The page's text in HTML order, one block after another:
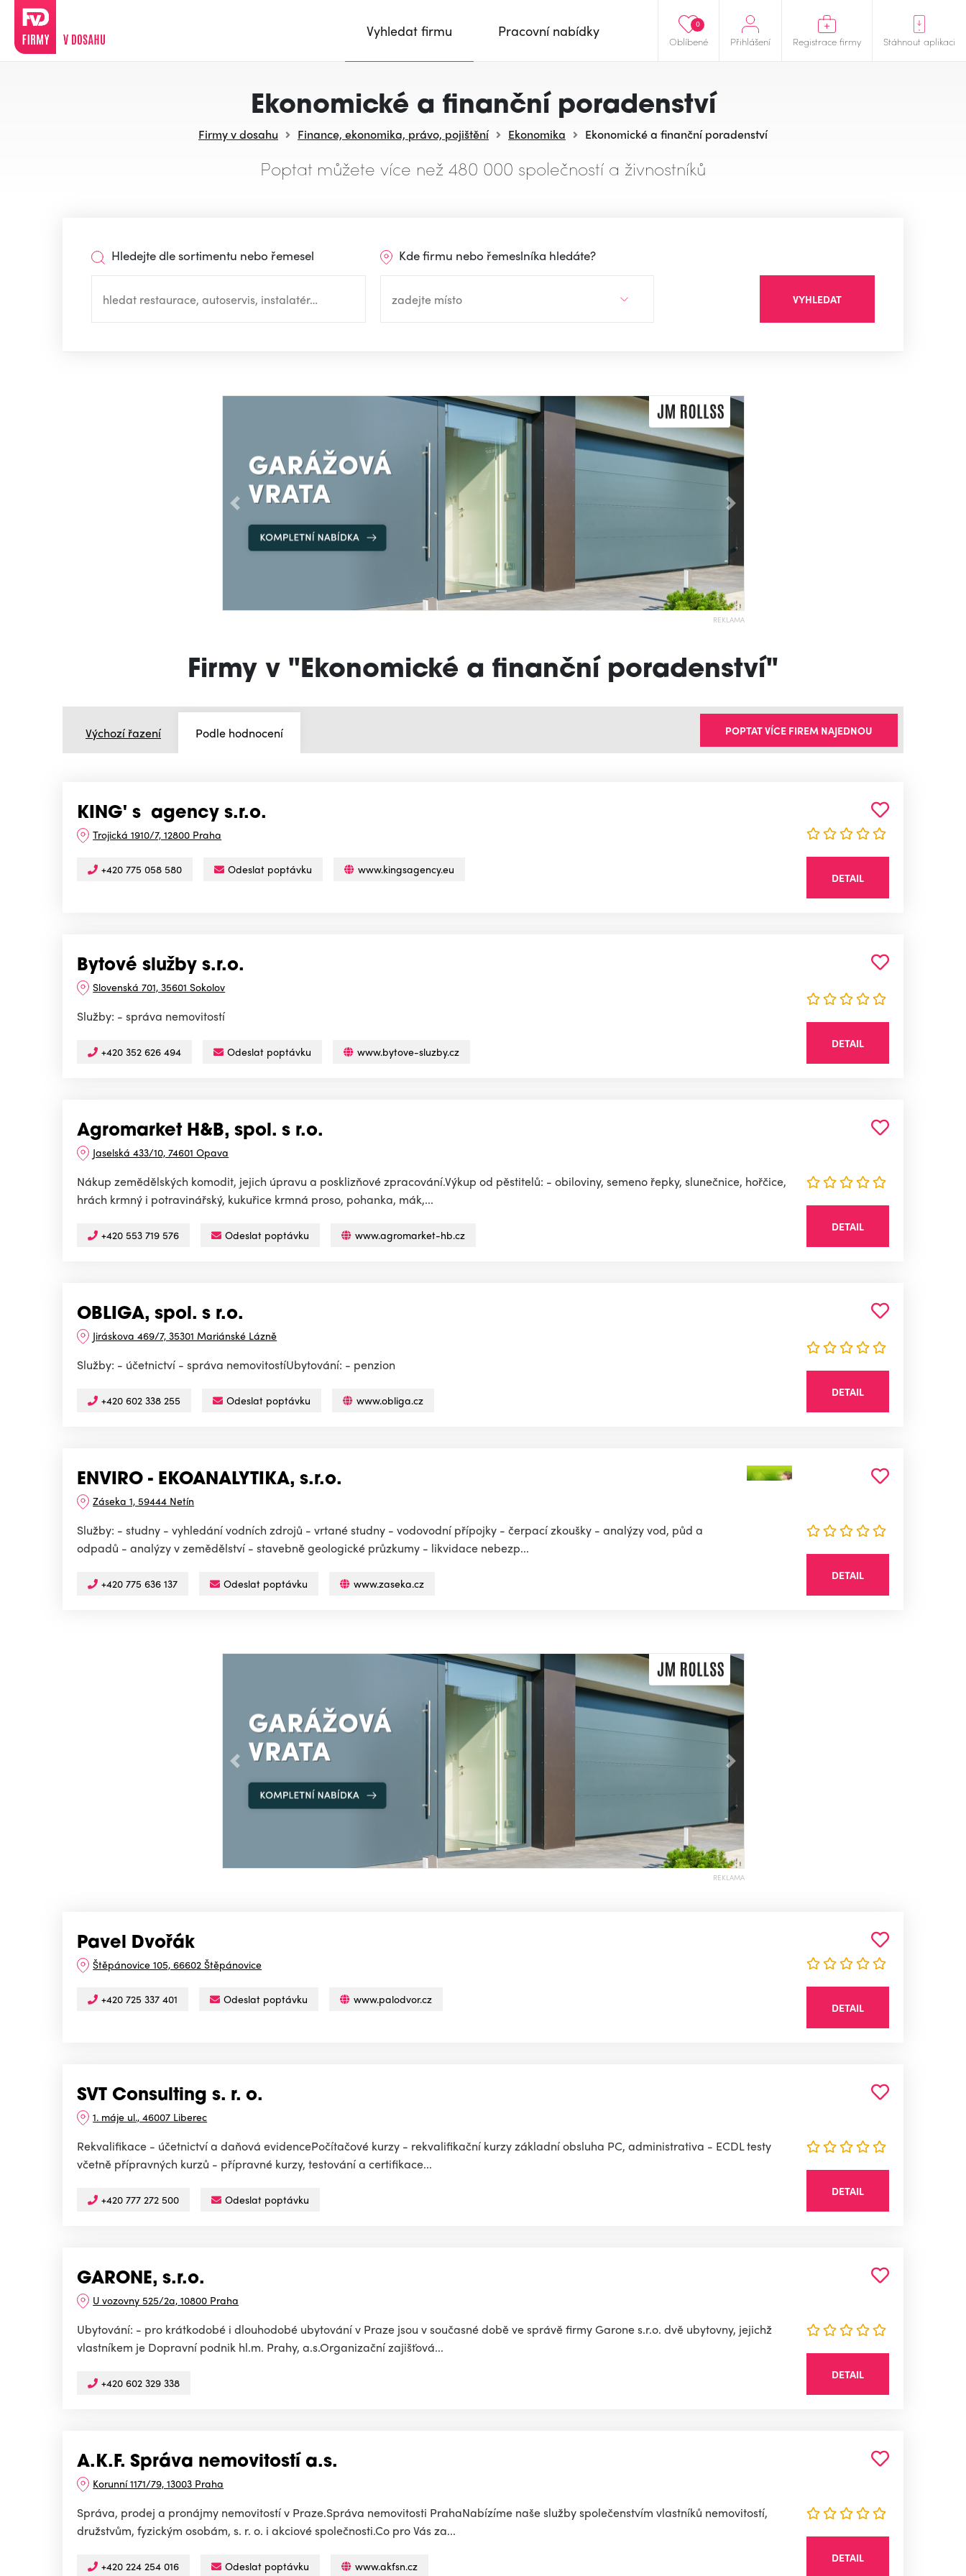
Oblíbené
0
Přihlášení Registrace firmy Stáhnout aplikaci
Vyhledat firmu Pracovní nabídky
Ekonomické a finanční poradenství
Firmy v dosahu Finance, ekonomika, právo, pojištění Ekonomika Ekonomické a finanční poradenství
Poptat můžete více než 480 000 společností a živnostníků
Hledejte dle sortimentu nebo řemesel Kde firmu nebo řemeslníka hledáte?
VYHLEDAT
Předchozí Následující
REKLAMA
Firmy v "Ekonomické a finanční poradenství"
Výchozí řazení Podle hodnocení POPTAT VÍCE FIREM NAJEDNOU
KING' s agency s.r.o.
Trojická 1910/7, 12800 Praha
+420 775 058 580 Odeslat poptávku www.kingsagency.eu
DETAIL
Bytové služby s.r.o.
Slovenská 701, 35601 Sokolov
Služby: - správa nemovitostí
+420 352 626 494 Odeslat poptávku www.bytove-sluzby.cz
DETAIL
Agromarket H&B, spol. s r.o.
Jaselská 433/10, 74601 Opava
Nákup zemědělských komodit, jejich úpravu a posklizňové zpracování.Výkup od pěstitelů: - obiloviny, semeno řepky, slunečnice, hořčice,
hrách krmný i potravinářský, kukuřice krmná proso, pohanka, mák,...
+420 553 719 576 Odeslat poptávku www.agromarket-hb.cz
DETAIL
OBLIGA, spol. s r.o.
Jiráskova 469/7, 35301 Mariánské Lázně
Služby: - účetnictví - správa nemovitostíUbytování: - penzion
+420 602 338 255 Odeslat poptávku www.obliga.cz
DETAIL
ENVIRO - EKOANALYTIKA, s.r.o.
Záseka 1, 59444 Netín
Služby: - studny - vyhledání vodních zdrojů - vrtané studny - vodovodní přípojky - čerpací zkoušky - analýzy vod, půd a
odpadů - analýzy v zemědělství - stavebně geologické průzkumy - likvidace nebezp...
+420 775 636 137 Odeslat poptávku www.zaseka.cz
DETAIL
Předchozí Následující
REKLAMA
Pavel Dvořák
Štěpánovice 105, 66602 Štěpánovice
+420 725 337 401 Odeslat poptávku www.palodvor.cz
DETAIL
SVT Consulting s. r. o.
1. máje ul., 46007 Liberec
Rekvalifikace - účetnictví a daňová evidencePočítačové kurzy - rekvalifikační kurzy základní obsluha PC, administrativa - ECDL testy
včetně přípravných kurzů - přípravné kurzy, testování a certifikace...
+420 777 272 500 Odeslat poptávku
DETAIL
GARONE, s.r.o.
U vozovny 525/2a, 10800 Praha
Ubytování: - pro krátkodobé i dlouhodobé ubytování v Praze jsou v současné době ve správě firmy Garone s.r.o. dvě ubytovny, jejichž
vlastníkem je Dopravní podnik hl.m. Prahy, a.s.Organizační zajišťová...
+420 602 329 338
DETAIL
A.K.F. Správa nemovitostí a.s.
Korunní 1171/79, 13003 Praha
Správa, prodej a pronájmy nemovitostí v Praze.Správa nemovitosti PrahaNabízíme naše služby společenstvím vlastníků nemovitostí,
družstvům, fyzickým osobám, s. r. o. i akciové společnosti.Co pro Vás za...
+420 224 254 016 Odeslat poptávku www.akfsn.cz
DETAIL